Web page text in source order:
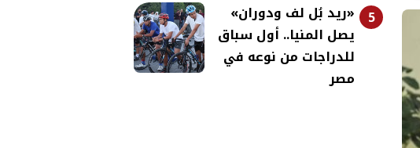
5
«ريد بُل لف ودوران»
يصل المنيا.. أول سباق
للدراجات من نوعه في
مصر